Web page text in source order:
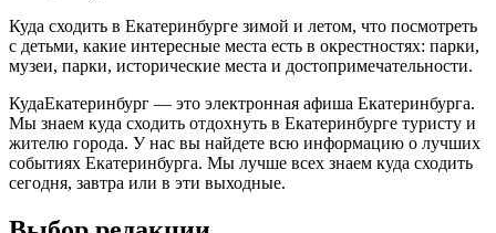
Куда сходить в Екатеринбурге зимой и летом, что посмотреть
с детьми, какие интересные места есть в окрестностях: парки,
музеи, парки, исторические места и достопримечательности.
КудаЕкатеринбург — это электронная афиша Екатеринбурга.
Мы знаем куда сходить отдохнуть в Екатеринбурге туристу и
жителю города. У нас вы найдете всю информацию о лучших
событиях Екатеринбурга. Мы лучше всех знаем куда сходить
сегодня, завтра или в эти выходные.